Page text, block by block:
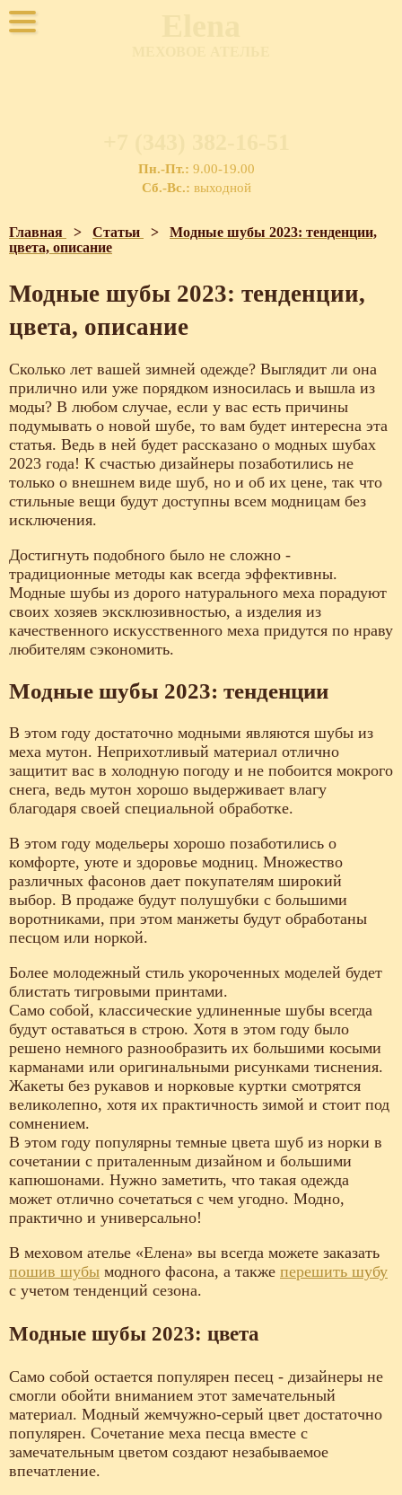
Пн.-Пт.: 9.00-19.00
Сб.-Вс.: выходной
Главная > Статьи > Модные шубы 2023: тенденции,
цвета, описание
Модные шубы 2023: тенденции,
цвета, описание
Сколько лет вашей зимней одежде? Выглядит ли она
прилично или уже порядком износилась и вышла из
моды? В любом случае, если у вас есть причины
подумывать о новой шубе, то вам будет интересна эта
статья. Ведь в ней будет рассказано о модных шубах
2023 года! К счастью дизайнеры позаботились не
только о внешнем виде шуб, но и об их цене, так что
стильные вещи будут доступны всем модницам без
исключения.
Достигнуть подобного было не сложно -
традиционные методы как всегда эффективны.
Модные шубы из дорого натурального меха порадуют
своих хозяев эксклюзивностью, а изделия из
качественного искусственного меха придутся по нраву
любителям сэкономить.
Модные шубы 2023: тенденции
В этом году достаточно модными являются шубы из
меха мутон. Неприхотливый материал отлично
защитит вас в холодную погоду и не побоится мокрого
снега, ведь мутон хорошо выдерживает влагу
благодаря своей специальной обработке.
В этом году модельеры хорошо позаботились о
комфорте, уюте и здоровье модниц. Множество
различных фасонов дает покупателям широкий
выбор. В продаже будут полушубки с большими
воротниками, при этом манжеты будут обработаны
песцом или норкой.
Более молодежный стиль укороченных моделей будет
блистать тигровыми принтами.
Само собой, классические удлиненные шубы всегда
будут оставаться в строю. Хотя в этом году было
решено немного разнообразить их большими косыми
карманами или оригинальными рисунками тиснения.
Жакеты без рукавов и норковые куртки смотрятся
великолепно, хотя их практичность зимой и стоит под
сомнением.
В этом году популярны темные цвета шуб из норки в
сочетании с приталенным дизайном и большими
капюшонами. Нужно заметить, что такая одежда
может отлично сочетаться с чем угодно. Модно,
практично и универсально!
В меховом ателье «Елена» вы всегда можете заказать
пошив шубы модного фасона, а также перешить шубу
с учетом тенденций сезона.
Модные шубы 2023: цвета
Само собой остается популярен песец - дизайнеры не
смогли обойти вниманием этот замечательный
материал. Модный жемчужно-серый цвет достаточно
популярен. Сочетание меха песца вместе с
замечательным цветом создают незабываемое
впечатление.